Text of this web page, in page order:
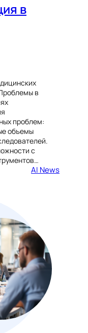
в
в
проблем:
объемы
с
AI News